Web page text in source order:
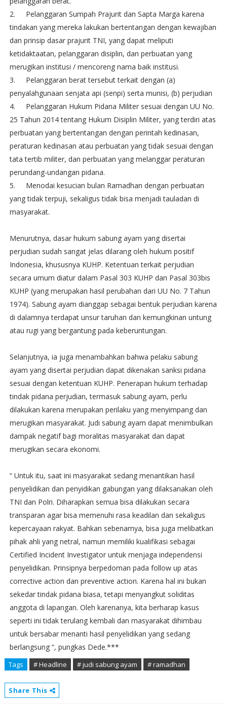
2.
Pelanggaran Sumpah Prajurit dan Sapta Marga karena
tindakan yang mereka lakukan bertentangan dengan kewajiban
dan prinsip dasar prajurit TNI, yang dapat meliputi
ketidaktaatan, pelanggaran disiplin, dan perbuatan yang
merugikan institusi / mencoreng nama baik institusi.
3.
Pelanggaran berat tersebut terkait dengan (a)
penyalahgunaan senjata api (senpi) serta munisi, (b) perjudian
4.
Pelanggaran Hukum Pidana Militer sesuai dengan UU No.
25 Tahun 2014 tentang Hukum Disiplin Militer, yang terdiri atas
perbuatan yang bertentangan dengan perintah kedinasan,
peraturan kedinasan atau perbuatan yang tidak sesuai dengan
tata tertib militer, dan perbuatan yang melanggar peraturan
perundang-undangan pidana.
5.
Menodai kesucian bulan Ramadhan dengan perbuatan
yang tidak terpuji, sekaligus tidak bisa menjadi tauladan di
masyarakat.
Menurutnya, dasar hukum sabung ayam yang disertai
perjudian sudah sangat jelas dilarang oleh hukum positif
Indonesia, khususnya KUHP. Ketentuan terkait perjudian
secara umum diatur dalam Pasal 303 KUHP dan Pasal 303bis
KUHP (yang merupakan hasil perubahan dari UU No. 7 Tahun
1974). Sabung ayam dianggap sebagai bentuk perjudian karena
di dalamnya terdapat unsur taruhan dan kemungkinan untung
atau rugi yang bergantung pada keberuntungan.
Selanjutnya, ia juga menambahkan bahwa pelaku sabung
ayam yang disertai perjudian dapat dikenakan sanksi pidana
sesuai dengan ketentuan KUHP. Penerapan hukum terhadap
tindak pidana perjudian, termasuk sabung ayam, perlu
dilakukan karena merupakan perilaku yang menyimpang dan
merugikan masyarakat. Judi sabung ayam dapat menimbulkan
dampak negatif bagi moralitas masyarakat dan dapat
merugikan secara ekonomi.
“ Untuk itu, saat ini masyarakat sedang menantikan hasil
penyelidikan dan penyidikan gabungan yang dilaksanakan oleh
TNI dan Polri. Diharapkan semua bisa dilakukan secara
transparan agar bisa memenuhi rasa keadilan dan sekaligus
kepercayaan rakyat. Bahkan sebenarnya, bisa juga melibatkan
pihak ahli yang netral, namun memiliki kualifikasi sebagai
Certified Incident Investigator untuk menjaga independensi
penyelidikan. Prinsipnya berpedoman pada follow up atas
corrective action dan preventive action. Karena hal ini bukan
sekedar tindak pidana biasa, tetapi menyangkut soliditas
anggota di lapangan. Oleh karenanya, kita berharap kasus
seperti ini tidak terulang kembali dan masyarakat dihimbau
untuk bersabar menanti hasil penyelidikan yang sedang
berlangsung “, pungkas Dede.***
Tags # Headline # judi sabung ayam # ramadhan
Share This